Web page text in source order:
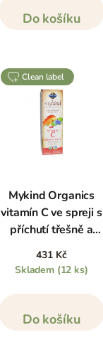
Do košíku
clean label
Mykind Organics
vitamín C ve spreji s
příchutí třešně a
mandarinky, 58 ml
431 Kč
Skladem (12 ks)
Do košíku